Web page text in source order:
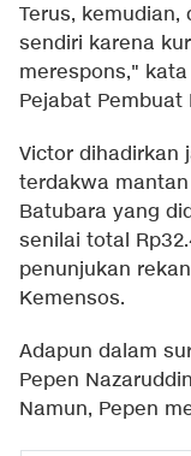
Terus,
sendiri karena
merespons,"
Pejabat Pembuat
Victor dihadirkan
terdakwa
Batubara yang
senilai total
penunjukan
Kemensos.
Adapun dalam
Pepen
Namun, Pepen